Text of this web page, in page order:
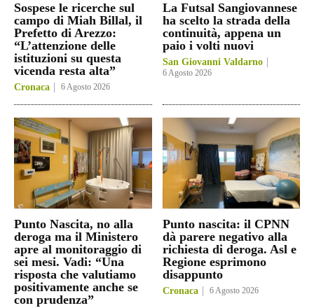
Sospese le ricerche sul
campo di Miah Billal, il
Prefetto di Arezzo:
“L’attenzione delle
istituzioni su questa
vicenda resta alta”
Cronaca 6 Agosto 2026
La Futsal Sangiovannese
ha scelto la strada della
continuità, appena un
paio i volti nuovi
San Giovanni Valdarno
6 Agosto 2026
Punto Nascita, no alla
deroga ma il Ministero
apre al monitoraggio di
sei mesi. Vadi: “Una
risposta che valutiamo
positivamente anche se
con prudenza”
Punto nascita: il CPNN
dà parere negativo alla
richiesta di deroga. Asl e
Regione esprimono
disappunto
Cronaca 6 Agosto 2026